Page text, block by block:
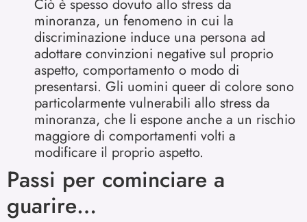
Ciò è spesso dovuto allo stress da
minoranza, un fenomeno in cui la
discriminazione induce una persona ad
adottare convinzioni negative sul proprio
aspetto, comportamento o modo di
presentarsi. Gli uomini queer di colore sono
particolarmente vulnerabili allo stress da
minoranza, che li espone anche a un rischio
maggiore di comportamenti volti a
modificare il proprio aspetto.
Passi per cominciare a
guarire…